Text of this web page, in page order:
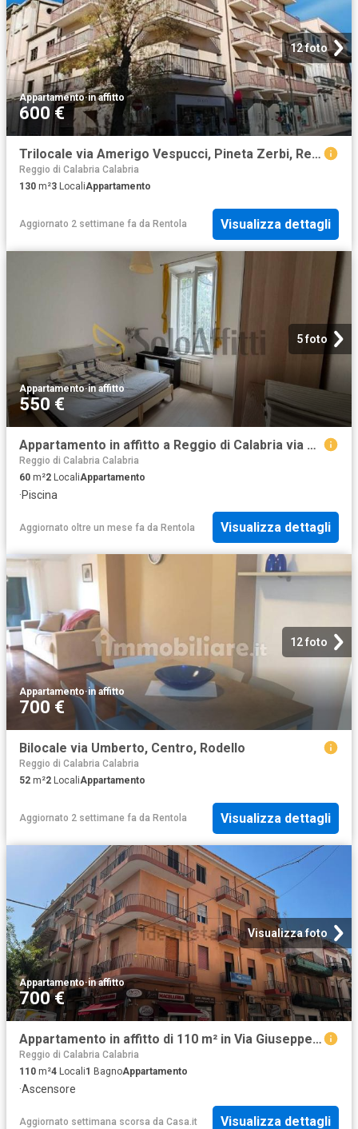
12 foto
Appartamento·in affitto
600 €
Trilocale via Amerigo Vespucci, Pineta Zerbi, Reggio Calabria
Reggio di Calabria Calabria
130 m²3 LocaliAppartamento
Aggiornato 2 settimane fa da Rentola Visualizza dettagli
5 foto
Appartamento·in affitto
550 €
Appartamento in affitto a Reggio di Calabria via Carlo Rosselli, arredato, centrale, lavatrice TrovaCasa
Reggio di Calabria Calabria
60 m²2 LocaliAppartamento
·Piscina
Aggiornato oltre un mese fa da Rentola Visualizza dettagli
12 foto
Appartamento·in affitto
700 €
Bilocale via Umberto, Centro, Rodello
Reggio di Calabria Calabria
52 m²2 LocaliAppartamento
Aggiornato 2 settimane fa da Rentola Visualizza dettagli
Visualizza foto
Appartamento·in affitto
700 €
Appartamento in affitto di 110 m² in Via Giuseppe de Nava
Reggio di Calabria Calabria
110 m²4 Locali1 BagnoAppartamento
·Ascensore
Aggiornato settimana scorsa da Casa.it Visualizza dettagli